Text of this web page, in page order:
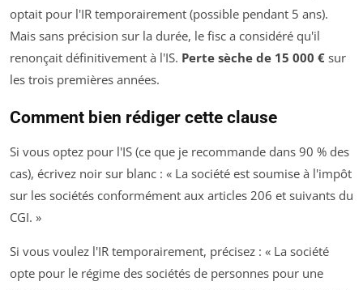
optait pour l'IR temporairement (possible pendant 5 ans).
Mais sans précision sur la durée, le fisc a considéré qu'il
renonçait définitivement à l'IS. Perte sèche de 15 000 € sur
les trois premières années.
Comment bien rédiger cette clause
Si vous optez pour l'IS (ce que je recommande dans 90 % des
cas), écrivez noir sur blanc : « La société est soumise à l'impôt
sur les sociétés conformément aux articles 206 et suivants du
CGI. »
Si vous voulez l'IR temporairement, précisez : « La société
opte pour le régime des sociétés de personnes pour une